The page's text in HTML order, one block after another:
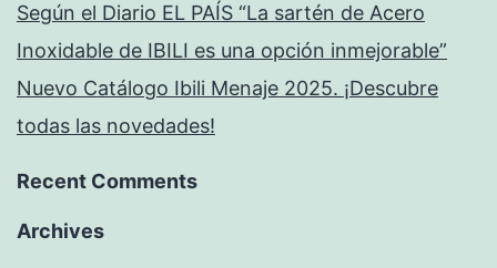
Según el Diario EL PAÍS “La sartén de Acero
Inoxidable de IBILI es una opción inmejorable”
Nuevo Catálogo Ibili Menaje 2025. ¡Descubre
todas las novedades!
Recent Comments
Archives